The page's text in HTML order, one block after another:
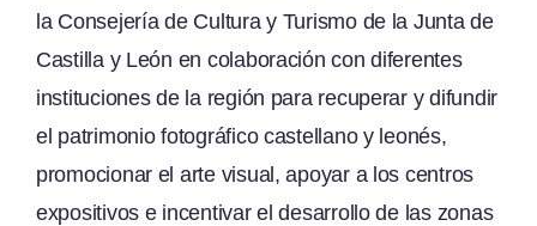
la Consejería de Cultura y Turismo de la Junta de
Castilla y León en colaboración con diferentes
instituciones de la región para recuperar y difundir
el patrimonio fotográfico castellano y leonés,
promocionar el arte visual, apoyar a los centros
expositivos e incentivar el desarrollo de las zonas